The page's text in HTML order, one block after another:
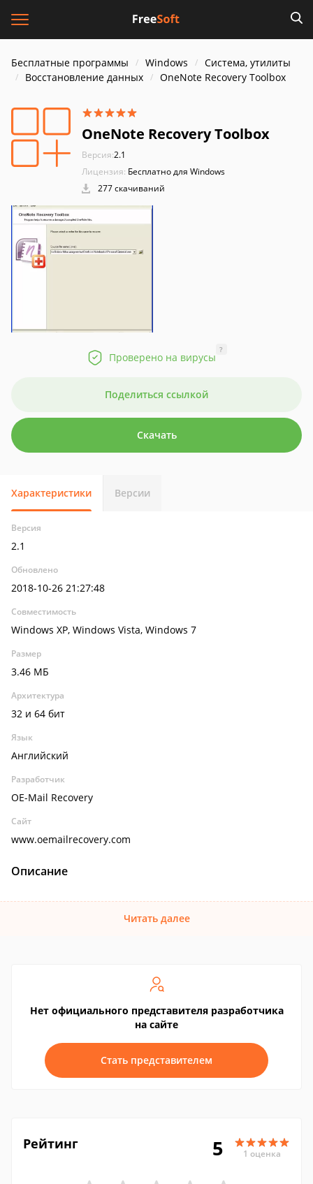
Бесплатные программы Windows
Система, утилиты
Восстановление данных
OneNote Recovery Toolbox
OneNote Recovery Toolbox
Версия:2.1
Лицензия: Бесплатно для Windows
277 скачиваний
Проверено на вирусы
?
Поделиться ссылкой
Скачать
Характеристики Версии
Версия
2.1
Обновлено
2018-10-26 21:27:48
Совместимость
Windows XP, Windows Vista, Windows 7
Размер
3.46 МБ
Архитектура
32 и 64 бит
Язык
Английский
Разработчик
OE-Mail Recovery
Сайт
www.oemailrecovery.com
Описание
Читать далее
Нет официального представителя разработчика
на сайте
Стать представителем
Рейтинг 5 1 оценка